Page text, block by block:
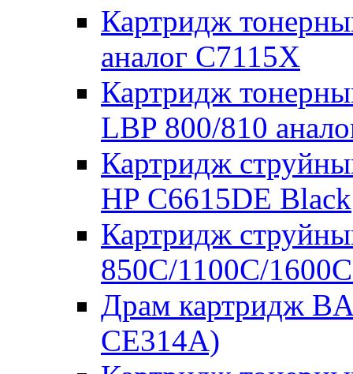
Картридж
аналог C7115X
Картридж
LBP 800/810
Картридж
HP C6615DE Black
Картридж
850C/1100C/
Драм картридж
CE314A)